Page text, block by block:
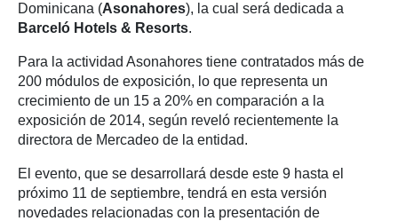
Dominicana (Asonahores), la cual será dedicada a
Barceló Hotels & Resorts.
Para la actividad Asonahores tiene contratados más de
200 módulos de exposición, lo que representa un
crecimiento de un 15 a 20% en comparación a la
exposición de 2014, según reveló recientemente la
directora de Mercadeo de la entidad.
El evento, que se desarrollará desde este 9 hasta el
próximo 11 de septiembre, tendrá en esta versión
novedades relacionadas con la presentación de